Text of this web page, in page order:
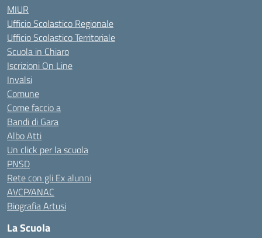
MIUR
Ufficio Scolastico Regionale
Ufficio Scolastico Territoriale
Scuola in Chiaro
Iscrizioni On Line
Invalsi
Comune
Come faccio a
Bandi di Gara
Albo Atti
Un click per la scuola
PNSD
Rete con gli Ex alunni
AVCP/ANAC
Biografia Artusi
La Scuola